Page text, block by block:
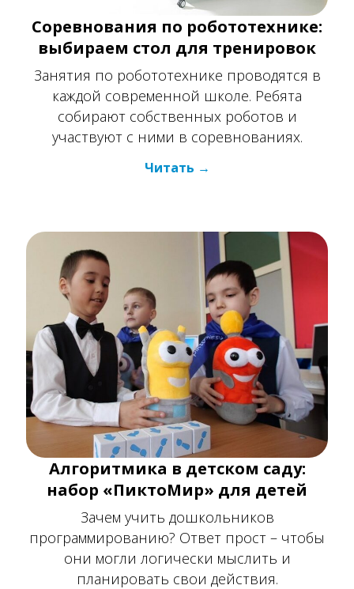
Соревнования по робототехнике:
выбираем стол для тренировок
Занятия по робототехнике проводятся в
каждой современной школе. Ребята
собирают собственных роботов и
участвуют с ними в соревнованиях.
Читать
Алгоритмика в детском саду:
набор «ПиктоМир» для детей
Зачем учить дошкольников
программированию? Ответ прост – чтобы
они могли логически мыслить и
планировать свои действия.